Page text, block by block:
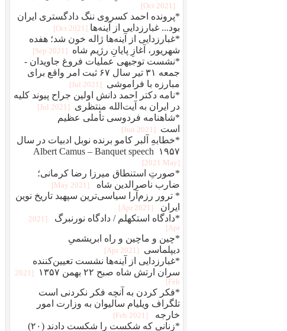
[2021 Oct]
*پرونده احمد کسروی ننگ دادگستری ایران
بود... غبارزدایی از آینه‌ها [2021 Oct]
*غبارزدایی از آینه‌ها ژاله خون شد؛ هفده
شهریور، آغازِ پایانِ رژیم شاه
[2021 Sep]
*نشست توجیهی عملیات فروغ جاویدان -
جمعه ۳۱ تیر سال ۶۷ ثبت امر واقع برای
مبارزه با فراموشی
[2021 Jul]
*نامه دکتر احمد دانش اولین جراح پیوند کلیه
در ایران به آیت‌الله منتظری
[2021 Jul]
*شاهنامه فردوسی تأملی عظیم
است
[2021 Jun]
*خطابهِ آلبر کامو برنده نوبل ادبیات در سال
۱۹۵۷ Albert Camus – Banquet speech
[2021 May]
*صورتِ استنطاق میرزا رضا کرمانی؛
ضارب ناصرالدین شاه
[2021 May]
* ترور رزم‌آرا سیاسی‌ترین سپهبد تاریخ نوین
ایران
[2021 Apr]
*دادگاه استکهلم / دادگاه نورنبرگ
[2021
Apr]
*چین و ماچین و راه ابريشمیِ
ديپلماسی
[2021 Apr]
*غبارزدایی از آینه‌ها نشست تعیین‌کننده
سران ارتش شاه صبح ۲۲ بهمن ۱۳۵۷
[2021
Feb]
*فکر کردن به آنچه فکر نکردنی است
تلگراف ویلیام سالیوان به وزارت امور
خارجه
[2021 Feb]
*زنانی که شکست را شکست دادند (۲۰)